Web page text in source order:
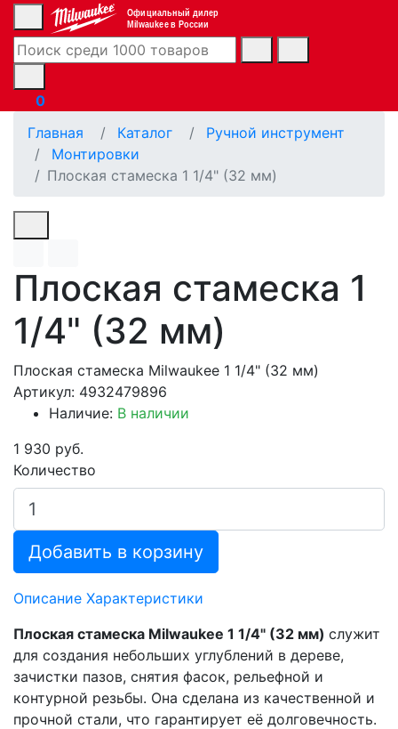
Официальный дилер
Milwaukee в России
0
Главная
Каталог
Ручной инструмент
Монтировки
Плоская стамеска 1 1/4" (32 мм)
Плоская стамеска 1
1/4" (32 мм)
Плоская стамеска Milwaukee 1 1/4" (32 мм)
Артикул: 4932479896
Наличие: В наличии
1 930 руб.
Количество
Добавить в корзину
Описание Характеристики
Плоская стамеска Milwaukee 1 1/4" (32 мм) служит
для создания небольших углублений в дереве,
зачистки пазов, снятия фасок, рельефной и
контурной резьбы. Она сделана из качественной и
прочной стали, что гарантирует её долговечность.